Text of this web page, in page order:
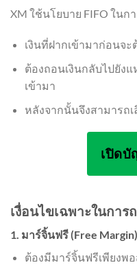
XM ใช้นโยบาย FIFO ในก
เงินที่ฝากเข้ามาก่อนจ
ต้องถอนเงินกลับไปยัง
เข้ามา
หลังจากนั้นจึงสามารถ
เปิด
เงื่อนไขเฉพาะในการ
1. มาร์จิ้นฟรี (Free Margin)
ต้องมีมาร์จิ้นฟรีเพียงพ